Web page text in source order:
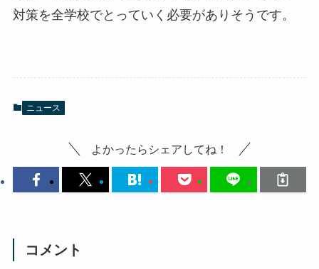
対策を全学校でとっていく必要がありそうです。
ニュース
よかったらシェアしてね！
コメント